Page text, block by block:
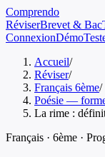
Comprendo
RéviserBrevet & Bac
ConnexionDémo
Accueil/
Réviser/
Français 6ème/
Poésie —
La rime :
Français · 6ème ·